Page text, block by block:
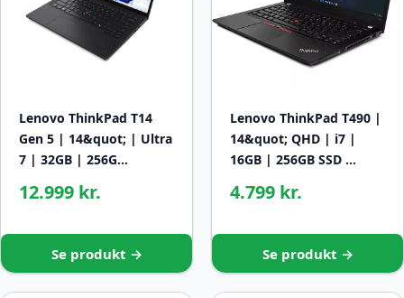
Lenovo ThinkPad T14
Gen 5 | 14&quot; | Ultra
7 | 32GB | 256G…
12.999 kr.
Se produkt →
Lenovo ThinkPad T490 |
14&quot; QHD | i7 |
16GB | 256GB SSD …
4.799 kr.
Se produkt →